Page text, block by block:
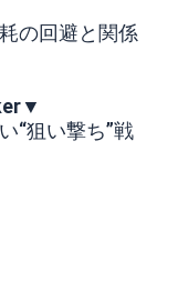
の回避と関係
“狙い撃ち”戦